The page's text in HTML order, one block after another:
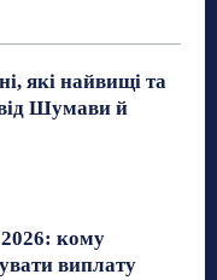
які найвищі та
Шумави й
2026: кому
виплату